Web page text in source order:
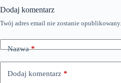
Dodaj komentarz
Twój adres email nie zostanie opublikowany.
Nazwa*
Dodaj komentarz *